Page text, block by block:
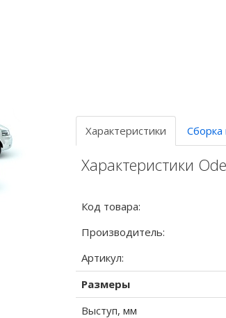
Характеристики
Характеристики
Код товара:
Производитель:
Артикул:
Размеры
Выступ, мм